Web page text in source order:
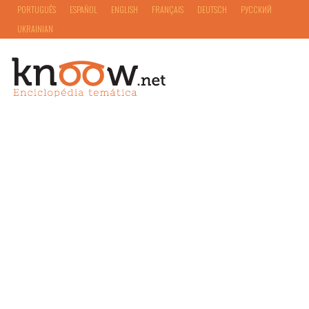
PORTUGUÊS ESPAÑOL ENGLISH FRANÇAIS DEUTSCH
РУССКИЙ
UKRAINIAN